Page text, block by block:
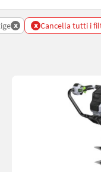
x x Cancella tutti i